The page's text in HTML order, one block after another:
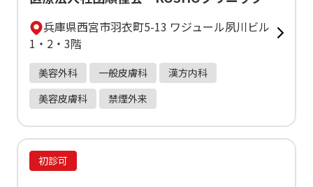
兵庫県西宮市羽衣町5-13 ワジュール夙川ビル
1・2・3階
美容外科 一般皮膚科
漢方内科
美容皮膚科
禁煙外来
初診可